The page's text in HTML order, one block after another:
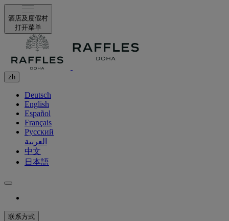
酒店及度假村
打开菜单
zh
Deutsch
English
Español
Français
Русский
العربية
中文
日本語
联系方式